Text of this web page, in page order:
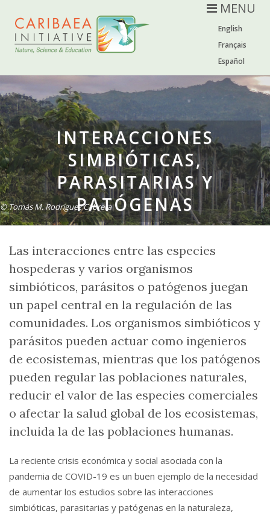
English
Français
Español
MENU
© Tomás M. Rodríguez Cabrera
INTERACCIONES
SIMBIÓTICAS,
PARASITARIAS Y
PATÓGENAS
Las interacciones entre las especies
hospederas y varios organismos
simbióticos, parásitos o patógenos juegan
un papel central en la regulación de las
comunidades. Los organismos simbióticos y
parásitos pueden actuar como ingenieros
de ecosistemas, mientras que los patógenos
pueden regular las poblaciones naturales,
reducir el valor de las especies comerciales
o afectar la salud global de los ecosistemas,
incluida la de las poblaciones humanas.
La reciente crisis económica y social asociada con la
pandemia de COVID-19 es un buen ejemplo de la necesidad
de aumentar los estudios sobre las interacciones
simbióticas, parasitarias y patógenas en la naturaleza,